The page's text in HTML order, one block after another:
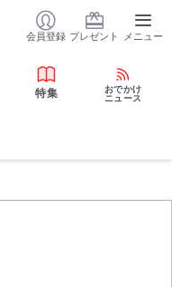
会員登録 プレゼント メニュー
特集
おでかけ
ニュース